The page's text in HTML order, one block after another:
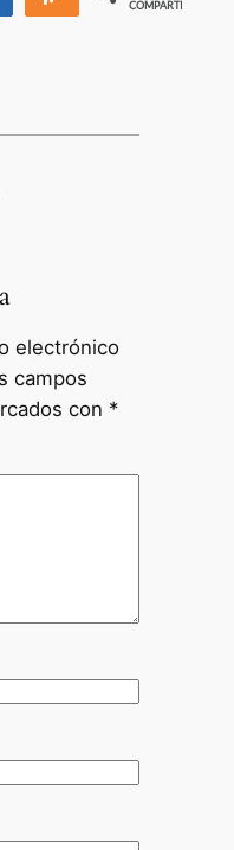
COMPARTIR
electrónico
campos
con *